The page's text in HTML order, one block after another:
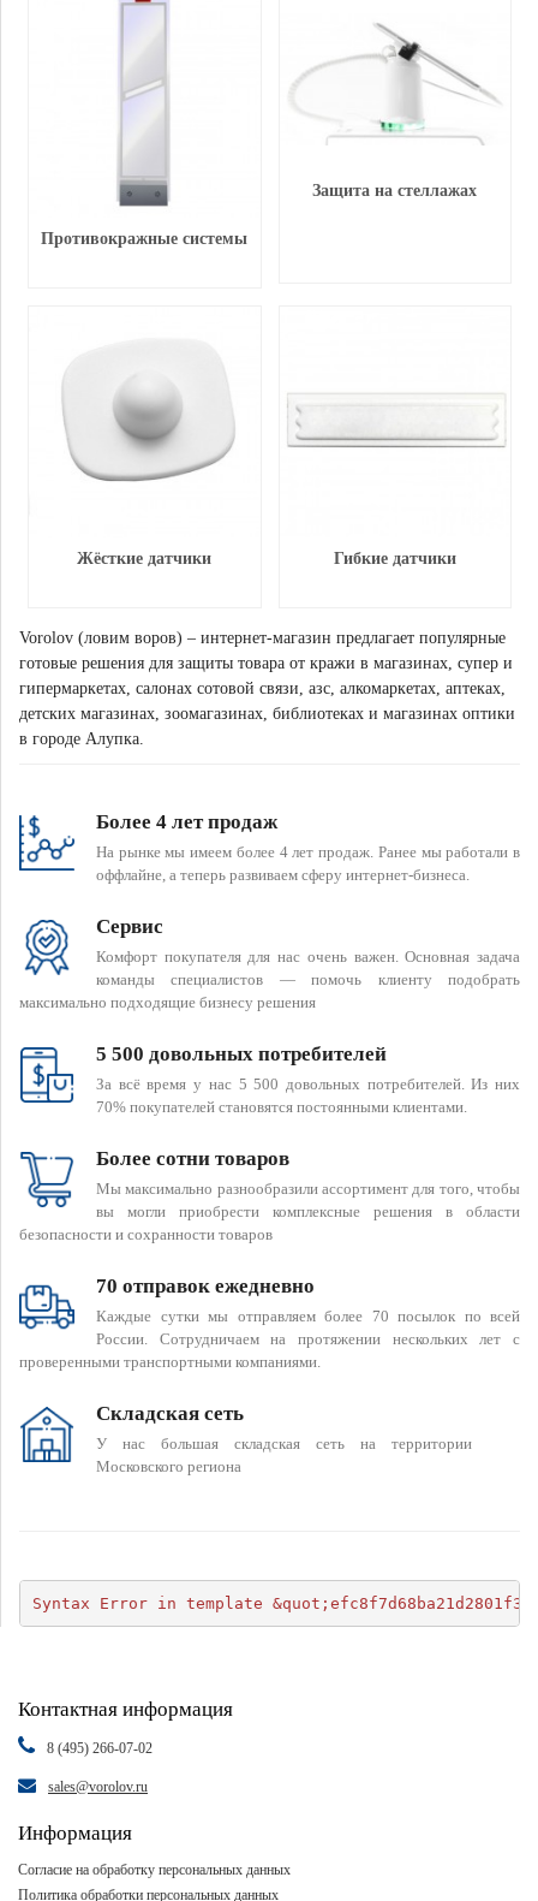
Противокражные системы
Защита на стеллажах
Жёсткие датчики Гибкие датчики
Vorolov (ловим воров) – интернет-магазин предлагает популярные
готовые решения для защиты товара от кражи в магазинах, супер и
гипермаркетах, салонах сотовой связи, азс, алкомаркетах, аптеках,
детских магазинах, зоомагазинах, библиотеках и магазинах оптики
в городе Алупка.
Более 4 лет продаж
На рынке мы имеем более 4 лет продаж. Ранее мы работали в
оффлайне, а теперь развиваем сферу интернет-бизнеса.
Сервис
Комфорт покупателя для нас очень важен. Основная задача
команды специалистов — помочь клиенту подобрать
максимально подходящие бизнесу решения
5 500 довольных потребителей
За всё время у нас 5 500 довольных потребителей. Из них
70% покупателей становятся постоянными клиентами.
Более сотни товаров
Мы максимально разнообразили ассортимент для того, чтобы
вы могли приобрести комплексные решения в области
безопасности и сохранности товаров
70 отправок ежедневно
Каждые сутки мы отправляем более 70 посылок по всей
России. Сотрудничаем на протяжении нескольких лет с
проверенными транспортными компаниями.
Складская сеть
У нас большая складская сеть на территории
Московского региона
Syntax Error in template
Контактная информация
8 (495) 266-07-02
sales@vorolov.ru
Информация
Согласие на обработку персональных данных
Политика обработки персональных данных